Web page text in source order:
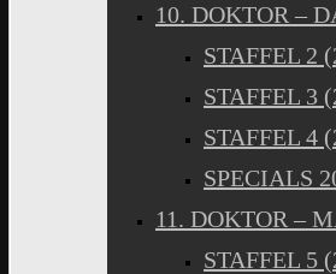
10. DOKTOR –
STAFFEL 2
STAFFEL 3
STAFFEL 4
SPECIALS
11. DOKTOR –
STAFFEL 5